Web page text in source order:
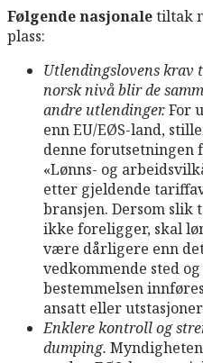
Følgende nasjonaletiltak
plass:
Utlendingslovens krav
norsk nivå blir de
andre utlendinger.For
enn EU/EØS-land,
denne forutsetningen
«Lønns- og
etter gjeldende
bransjen. Dersom
ikke foreligger, skal
være dårligere enn
vedkommende sted
bestemmelsen
ansatt eller
Enklere kontroll og
dumping.